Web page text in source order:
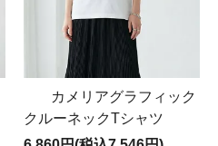
カメリアグラフィック
クルーネックTシャツ